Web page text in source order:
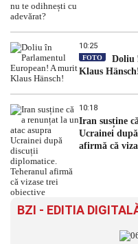
10:25
FOTO
Doliu
Klaus
10:18
Iran susține
Ucrainei
afirmă că
BZI - EDITIA